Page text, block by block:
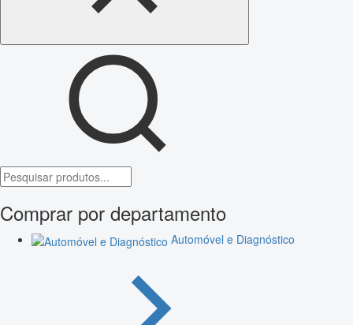
Comprar por departamento
Automóvel e Diagnóstico